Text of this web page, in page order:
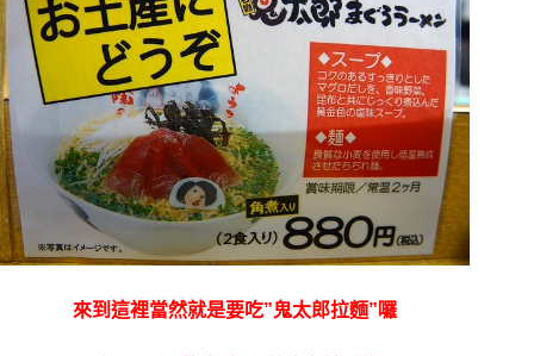
來到這裡當然就是要吃”鬼太郎拉麵”囉